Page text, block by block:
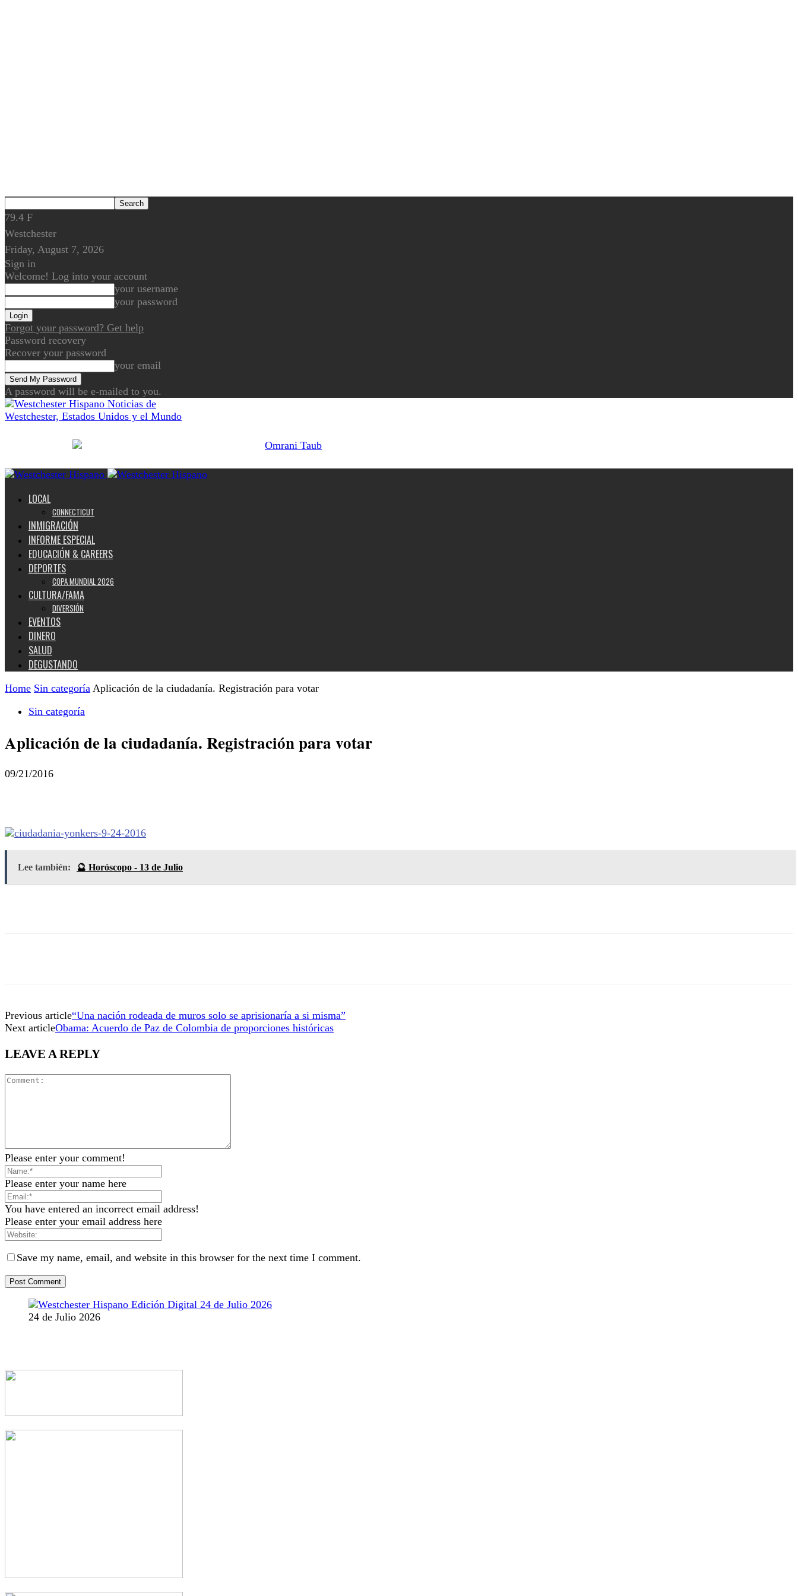
79.4 F
Westchester
Friday, August 7, 2026
Sign in
Welcome! Log into your account
your username
your password
Forgot your password? Get help
Password recovery
Recover your password
your email
A password will be e-mailed to you.
Noticias de
Westchester, Estados Unidos y el Mundo
LOCAL
CONNECTICUT
INMIGRACIÓN
INFORME ESPECIAL
EDUCACIÓN & CAREERS
DEPORTES
COPA MUNDIAL 2026
CULTURA/FAMA
DIVERSIÓN
EVENTOS
DINERO
SALUD
DEGUSTANDO
Home Sin categoría Aplicación de la ciudadanía. Registración para votar
Sin categoría
Aplicación de la ciudadanía. Registración para votar
09/21/2016
Lee también: 🔮 Horóscopo - 13 de Julio
Previous article“Una nación rodeada de muros solo se aprisionaría a si misma”
Next articleObama: Acuerdo de Paz de Colombia de proporciones históricas
LEAVE A REPLY
Please enter your comment!
Please enter your name here
You have entered an incorrect email address!
Please enter your email address here
Save my name, email, and website in this browser for the next time I comment.
24 de Julio 2026